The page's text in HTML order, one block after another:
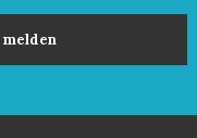
melden